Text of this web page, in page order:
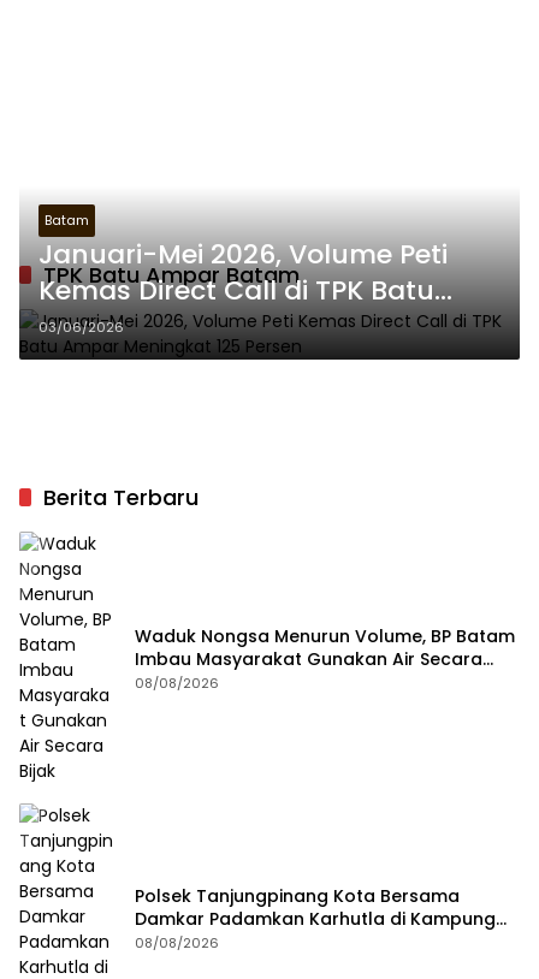
TPK Batu Ampar Batam
Batam
Januari-Mei 2026, Volume Peti
Kemas Direct Call di TPK Batu
Ampar Meningkat 125 Persen
03/06/2026
Berita Terbaru
Waduk Nongsa Menurun Volume, BP Batam
Imbau Masyarakat Gunakan Air Secara
Bijak
08/08/2026
Polsek Tanjungpinang Kota Bersama
Damkar Padamkan Karhutla di Kampung
Bugis
08/08/2026